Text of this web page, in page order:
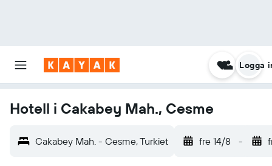
Logga
Hotell i Cakabey Mah., Cesme
Cakabey Mah. - Cesme, Turkiet fre 14/8 -